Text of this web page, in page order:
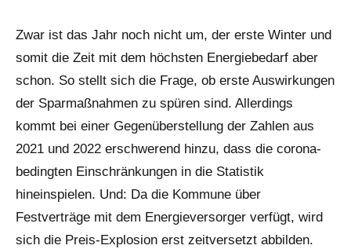
Zwar ist das Jahr noch nicht um, der erste Winter und
somit die Zeit mit dem höchsten Energiebedarf aber
schon. So stellt sich die Frage, ob erste Auswirkungen
der Sparmaßnahmen zu spüren sind. Allerdings
kommt bei einer Gegenüberstellung der Zahlen aus
2021 und 2022 erschwerend hinzu, dass die corona-
bedingten Einschränkungen in die Statistik
hineinspielen. Und: Da die Kommune über
Festverträge mit dem Energieversorger verfügt, wird
sich die Preis-Explosion erst zeitversetzt abbilden.